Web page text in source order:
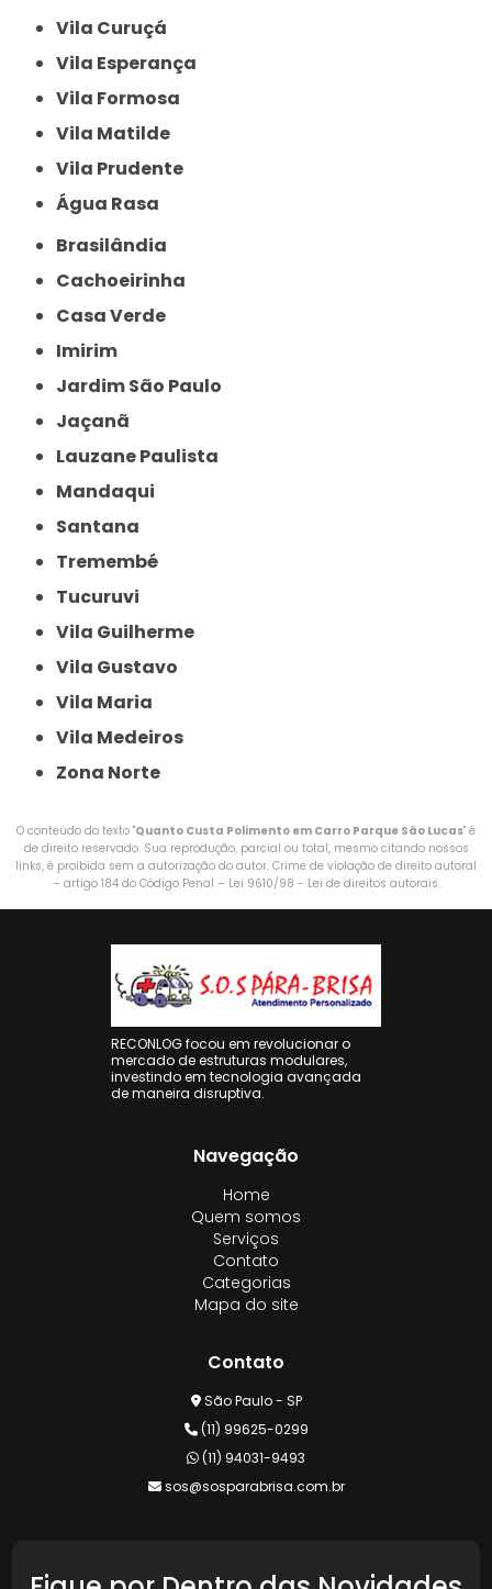
Vila Curuçá
Vila Esperança
Vila Formosa
Vila Matilde
Vila Prudente
Água Rasa
Brasilândia
Cachoeirinha
Casa Verde
Imirim
Jardim São Paulo
Jaçanã
Lauzane Paulista
Mandaqui
Santana
Tremembé
Tucuruvi
Vila Guilherme
Vila Gustavo
Vila Maria
Vila Medeiros
Zona Norte
O conteúdo do texto "Quanto Custa Polimento em Carro Parque São Lucas" é
de direito reservado. Sua reprodução, parcial ou total, mesmo citando nossos
links, é proibida sem a autorização do autor. Crime de violação de direito autoral
– artigo 184 do Código Penal – Lei 9610/98 - Lei de direitos autorais.
RECONLOG focou em revolucionar o
mercado de estruturas modulares,
investindo em tecnologia avançada
de maneira disruptiva.
Navegação
Home
Quem somos
Serviços
Contato
Categorias
Mapa do site
Contato
São Paulo - SP
(11) 99625-0299
(11) 94031-9493
sos@sosparabrisa.com.br